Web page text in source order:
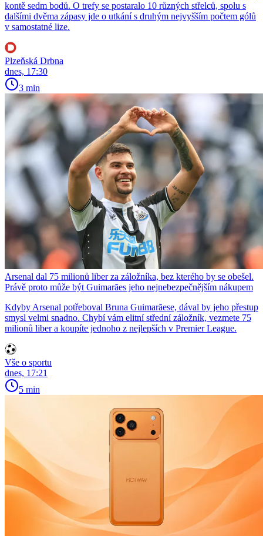
kontě sedm bodů. O trefy se postaralo 10 různých střelců, spolu s
dalšími dvěma zápasy jde o utkání s druhým nejvyšším počtem gólů
v samostatné lize.
Plzeňská Drbna
dnes, 17:30
3 min
Arsenal dal 75 milionů liber za záložníka, bez kterého by se obešel.
Právě proto může být Guimarães jeho nejnebezpečnějším nákupem
Kdyby Arsenal potřeboval Bruna Guimarãese, dával by jeho přestup
smysl velmi snadno. Chybí vám elitní střední záložník, vezmete 75
milionů liber a koupíte jednoho z nejlepších v Premier League.
Vše o sportu
dnes, 17:21
5 min